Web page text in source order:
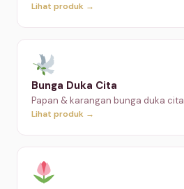
Lihat produk →
Bunga Duka Cita
Papan & karangan bunga duka cita
Lihat produk →